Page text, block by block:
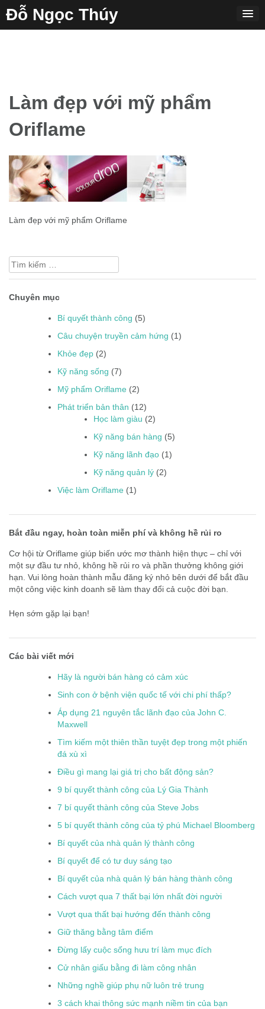
to
content
Đỗ Ngọc Thúy
Làm đẹp với mỹ phẩm
Oriflame
Làm đẹp với mỹ phẩm Oriflame
Tìm
kiếm
Chuyên mục
Bí quyết thành công (5)
Câu chuyện truyền cảm hứng (1)
Khỏe đẹp (2)
Kỹ năng sống (7)
Mỹ phẩm Oriflame (2)
Phát triển bản thân (12)
Học làm giàu (2)
Kỹ năng bán hàng (5)
Kỹ năng lãnh đạo (1)
Kỹ năng quản lý (2)
Việc làm Oriflame (1)
Bắt đầu ngay, hoàn toàn miễn phí và không hề rủi ro
Cơ hội từ Oriflame giúp biến ước mơ thành hiện thực – chỉ với
một sự đầu tư nhỏ, không hề rủi ro và phần thưởng không giới
hạn. Vui lòng hoàn thành mẫu đăng ký nhỏ bên dưới để bắt đầu
một công việc kinh doanh sẽ làm thay đổi cả cuộc đời bạn.
Hẹn sớm gặp lại bạn!
Các bài viết mới
Hãy là người bán hàng có cảm xúc
Sinh con ở bệnh viện quốc tế với chi phí thấp?
Áp dụng 21 nguyên tắc lãnh đạo của John C.
Maxwell
Tìm kiếm một thiên thần tuyệt đẹp trong một phiến
đá xù xì
Điều gì mang lại giá trị cho bất động sản?
9 bí quyết thành công của Lý Gia Thành
7 bí quyết thành công của Steve Jobs
5 bí quyết thành công của tỷ phú Michael Bloomberg
Bí quyết của nhà quản lý thành công
Bí quyết để có tư duy sáng tạo
Bí quyết của nhà quản lý bán hàng thành công
Cách vượt qua 7 thất bại lớn nhất đời người
Vượt qua thất bại hướng đến thành công
Giữ thăng bằng tâm điểm
Đừng lấy cuộc sống hưu trí làm mục đích
Cử nhân giấu bằng đi làm công nhân
Những nghề giúp phụ nữ luôn trẻ trung
3 cách khai thông sức mạnh niềm tin của bạn